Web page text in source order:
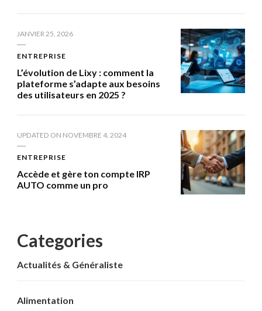
JANVIER 25, 2026
ENTREPRISE
L’évolution de Lixy : comment la
plateforme s’adapte aux besoins
des utilisateurs en 2025 ?
UPDATED ON NOVEMBRE 4, 2024
ENTREPRISE
Accède et gère ton compte IRP
AUTO comme un pro
Categories
Actualités & Généraliste
Alimentation